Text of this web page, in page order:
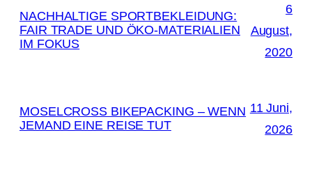
NACHHALTIGE SPORTBEKLEIDUNG:
FAIR TRADE UND ÖKO-MATERIALIEN
IM FOKUS
6
August,
2020
MOSELCROSS BIKEPACKING – WENN
JEMAND EINE REISE TUT
11 Juni,
2026